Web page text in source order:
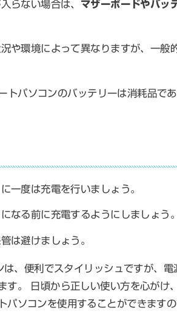
らない場合は、 マザーボードやバッ
や環境によって異なりますが、一
トパソコンのバッテリーは消耗品で
一度は充電を行いましょう。
なる前に充電するようにしましょう。
は避けましょう。
、便利でスタイリッシュですが、電
す。 日頃から正しい使い方を心がけ
パソコンを使用することができます